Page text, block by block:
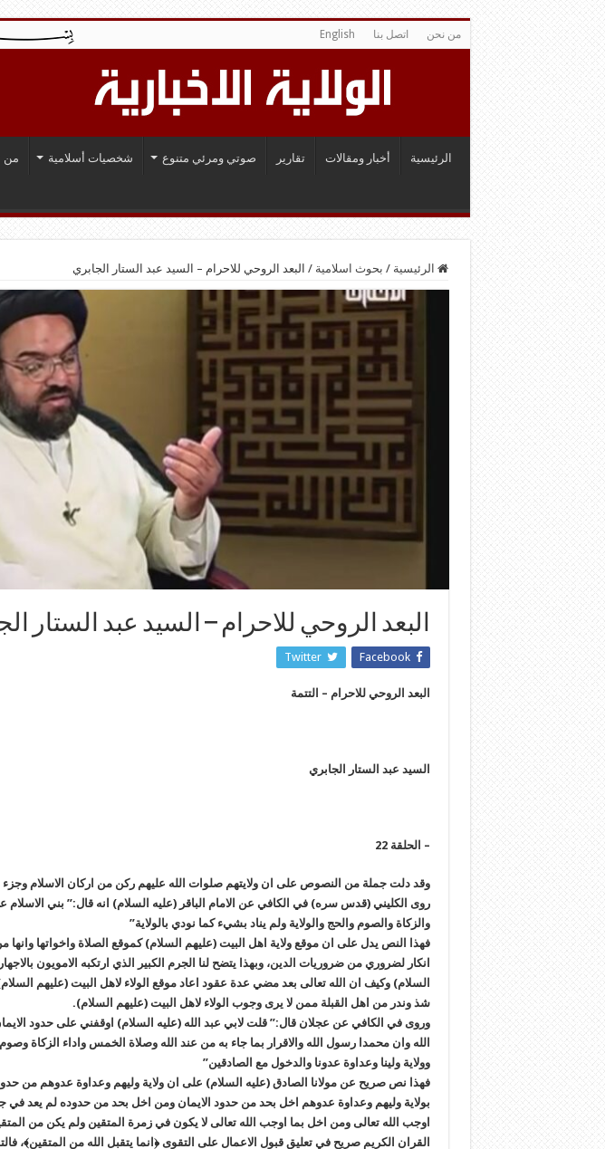
من نحن اتصل بنا English
الرئيسية أخبار ومقالات تقارير صوتي ومرئي متنوع شخصيات أسلامية من
الرئيسية / بحوث اسلامية / البعد الروحي للاحرام – السيد عبد الستار الجابري
البعد الروحي للاحرام – السيد عبد الستار
Facebook
Twitter
البعد الروحي للاحرام – التتمة
السيد عبد الستار الجابري
– الحلقة 22
وقد دلت جملة من النصوص على ان ولايتهم صلوات الله عليهم ركن من اركان الاسلام
روى الكليني (قدس سره) في الكافي عن الامام الباقر (عليه السلام) انه قال:” بني
والزكاة والصوم والحج والولاية ولم يناد بشيء كما نودي بالولاية”
فهذا النص يدل على ان موقع ولاية اهل البيت (عليهم السلام) كموقع الصلاة واخواتها وانها
انكار لضروري من ضروريات الدين، وبهذا يتضح لنا الجرم الكبير الذي ارتكبه الامويون
السلام) وكيف ان الله تعالى بعد مضي عدة عقود اعاد موقع الولاء لاهل البيت (عليهم
شذ وندر من اهل القبلة ممن لا يرى وجوب الولاء لاهل البيت (عليهم السلام).
وروى في الكافي عن عجلان قال:” قلت لابي عبد الله (عليه السلام) اوقفني على حدود
الله وان محمدا رسول الله والاقرار بما جاء به من عند الله وصلاة الخمس واداء الزكاة
وولاية ولينا وعداوة عدونا والدخول مع الصادقين”
فهذا نص صريح عن مولانا الصادق (عليه السلام) على ان ولاية وليهم وعداوة عدوهم من
بولاية وليهم وعداوة عدوهم اخل بحد من حدود الايمان ومن اخل بحد من حدوده لم يعد في
اوجب الله تعالى ومن اخل بما اوجب الله تعالى لا يكون في زمرة المتقين ولم يكن من
القران الكريم صريح في تعليق قبول الاعمال على التقوى ﴿انما يتقبل الله من المتقين﴾،